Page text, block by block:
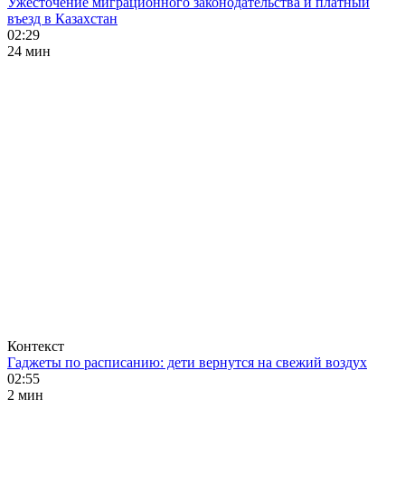
въезд в Казахстан
02:29
24 мин
Контекст
Гаджеты по расписанию: дети вернутся на свежий воздух
02:55
2 мин